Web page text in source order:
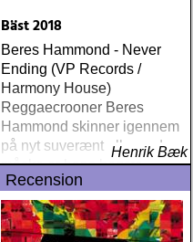
Bäst 2018
Beres Hammond - Never
Ending (VP Records /
Harmony House)
Reggaecrooner Beres
Hammond skinner igennem
på nyt suverænt album, der
måske er hans bedste
gennem tiderne
Henrik Bæk
Recension